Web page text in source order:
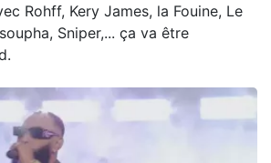
Rohff, Kery James, la Fouine, Le
Sniper,... ça va être